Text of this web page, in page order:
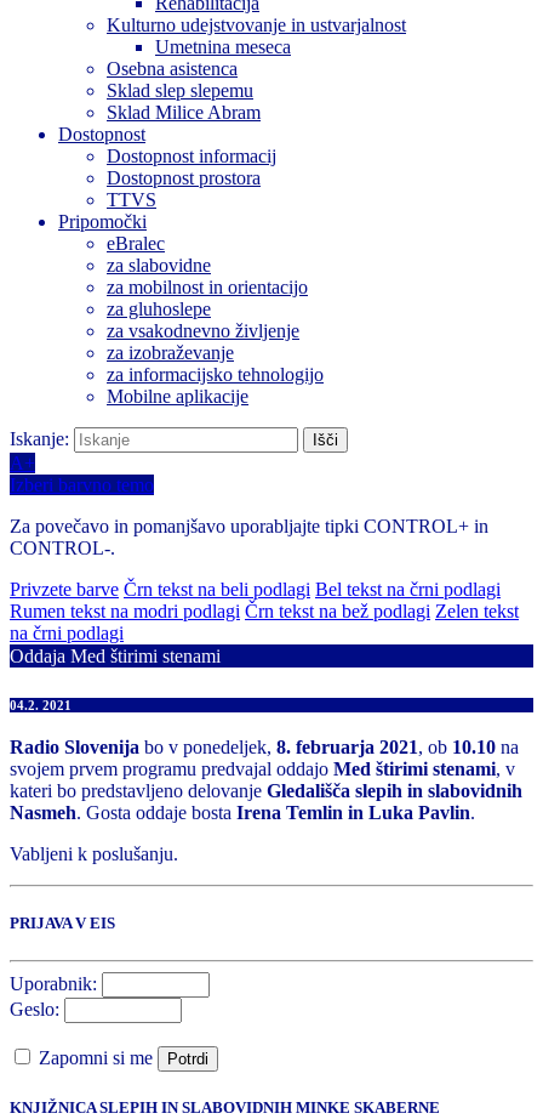
Kulturno udejstvovanje in ustvarjalnost
Umetnina meseca
Osebna asistenca
Sklad slep slepemu
Sklad Milice Abram
Dostopnost
Dostopnost informacij
Dostopnost prostora
TTVS
Pripomočki
eBralec
za slabovidne
za mobilnost in orientacijo
za gluhoslepe
za vsakodnevno življenje
za izobraževanje
za informacijsko tehnologijo
Mobilne aplikacije
Iskanje:
A+
Izberi barvno temo
Za povečavo in pomanjšavo uporabljajte tipki CONTROL+ in
CONTROL-.
Privzete barve Črn tekst na beli podlagi Bel tekst na črni podlagi
Rumen tekst na modri podlagi Črn tekst na bež podlagi Zelen tekst
na črni podlagi
Oddaja Med štirimi stenami
04.2. 2021
Radio Slovenija bo v ponedeljek, 8. februarja 2021, ob 10.10 na
svojem prvem programu predvajal oddajo Med štirimi stenami, v
kateri bo predstavljeno delovanje Gledališča slepih in slabovidnih
Nasmeh. Gosta oddaje bosta Irena Temlin in Luka Pavlin.
Vabljeni k poslušanju.
PRIJAVA V EIS
Uporabnik:
Geslo:
Zapomni si me Potrdi
KNJIŽNICA SLEPIH IN SLABOVIDNIH MINKE SKABERNE